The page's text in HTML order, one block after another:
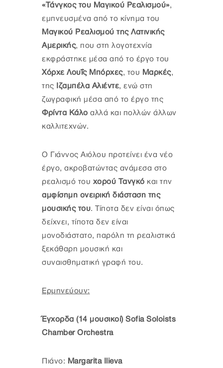
«Τάνγκος του Μαγικού Ρεαλισμού»,
εμπνευσμένα από το κίνημα του
Μαγικού Ρεαλισμού της Λατινικής
Αμερικής, που στη λογοτεχνία
εκφράστηκε μέσα από το έργο του
Χόρχε Λουΐς Μπόρχες, του Μαρκές,
της Ιζαμπέλα Αλιέντε, ενώ στη
ζωγραφική μέσα από το έργο της
Φρίντα Κάλο αλλά και πολλών άλλων
καλλιτεχνών.
Ο Γιάννος Αιόλου προτείνει ένα νέο
έργο, ακροβατώντας ανάμεσα στο
ρεαλισμό του χορού Τανγκό και την
αμφίσημη ονειρική διάσταση της
μουσικής του. Τίποτα δεν είναι όπως
δείχνει, τίποτα δεν είναι
μονοδιάστατο, παρόλη τη ρεαλιστικά
ξεκάθαρη μουσική και
συναισθηματική γραφή του.
Ερμηνεύουν:
Έγχορδα (14 μουσικοί) Sofia Soloists
Chamber Orchestra
Πιάνο: Margarita Ilieva